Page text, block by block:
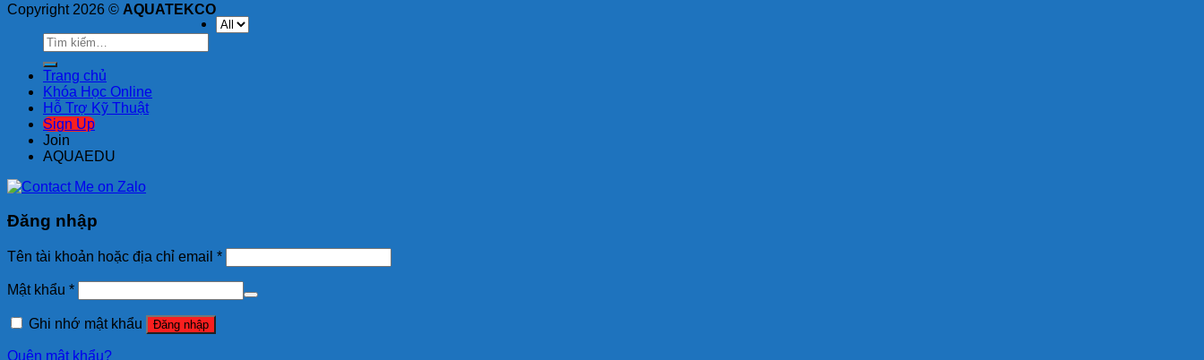
Copyright 2026 © AQUATEKCO
Tìm
kiếm:
Trang chủ
Khóa Học Online
Hỗ Trợ Kỹ Thuật
Sign Up
Join
AQUAEDU
Đăng nhập
Tên tài khoản hoặc địa chỉ email *
Mật khẩu *
Ghi nhớ mật khẩu Đăng nhập
Quên mật khẩu?